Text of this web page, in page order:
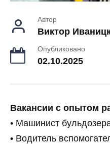
Автор
Виктор
Опубликовано
02.10.2025
Вакансии с опытом
• Машинист
• Водитель